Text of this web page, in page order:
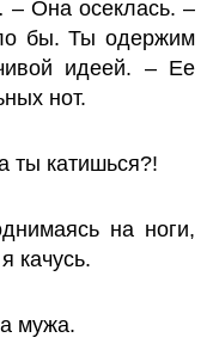
Она осеклась. –
бы. Ты одержим
идеей. – Ее
нот.
ты катишься?!
на ноги,
качусь.
мужа.